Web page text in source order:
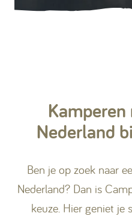
Nederland
Ben je op zoek naar
Nederland? Dan is
keuze. Hier geniet je